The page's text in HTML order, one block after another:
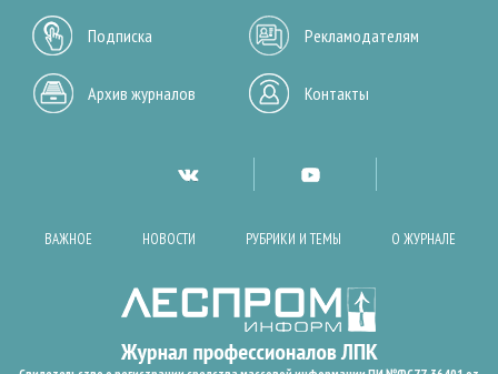
Подписка Рекламодателям
Архив журналов Контакты
ВАЖНОЕ НОВОСТИ РУБРИКИ И ТЕМЫ О ЖУРНАЛЕ